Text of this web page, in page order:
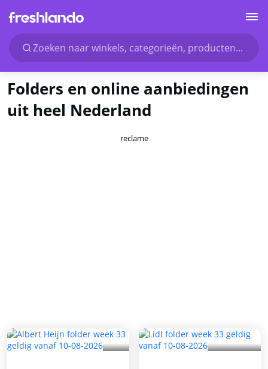
Zoeken naar winkels, categorieën, producten...
Folders en online aanbiedingen
uit heel Nederland
reclame